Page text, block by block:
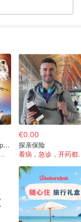
Les Aigles des Remparts 驯鹰骑马大秀
会员可享折扣！
€0.00
探亲保险
看病